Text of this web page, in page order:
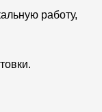
работу,